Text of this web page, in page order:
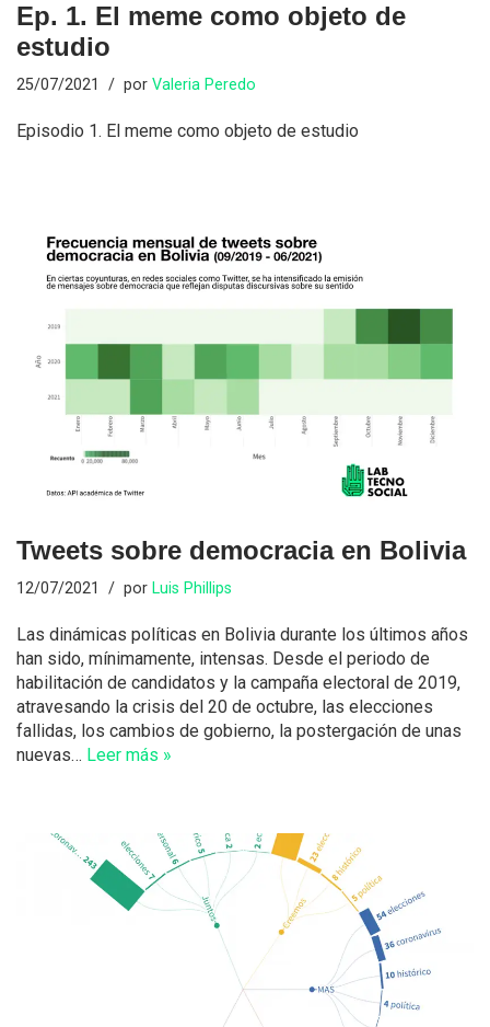
Ep. 1. El meme como objeto de
estudio
25/07/2021 por Valeria Peredo
Episodio 1. El meme como objeto de estudio
Tweets sobre democracia en Bolivia
12/07/2021 por Luis Phillips
Las dinámicas políticas en Bolivia durante los últimos años
han sido, mínimamente, intensas. Desde el periodo de
habilitación de candidatos y la campaña electoral de 2019,
atravesando la crisis del 20 de octubre, las elecciones
fallidas, los cambios de gobierno, la postergación de unas
nuevas… Leer más »